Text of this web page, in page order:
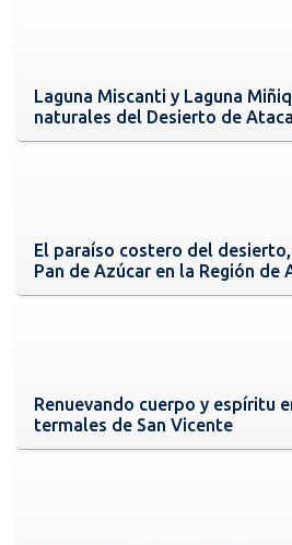
Laguna Miscanti y Laguna
naturales del Desierto de
El paraíso costero del
Pan de Azúcar en la Región de
Renuevando cuerpo y espíritu
termales de San Vicente